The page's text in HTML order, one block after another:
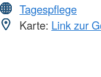
Tagespflege
Karte: Link zur